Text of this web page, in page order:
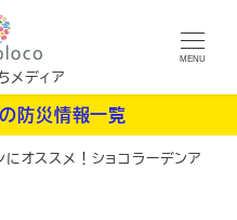
メディア
MENU
防災情報一覧
にオススメ！ショコラーデンア